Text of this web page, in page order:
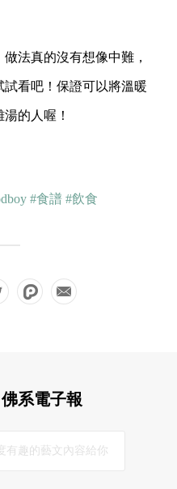
法真的沒有想像中難，
看吧！保證可以將溫暖
的人喔！
#食譜 #飲食
系電子報